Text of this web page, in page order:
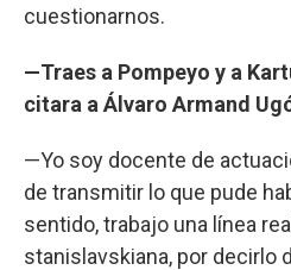
cuestionarnos.
—Traes a Pompeyo y a
citara a Álvaro Armand
—Yo soy docente de
de transmitir lo que pude
sentido, trabajo una línea
stanislavskiana, por decirlo